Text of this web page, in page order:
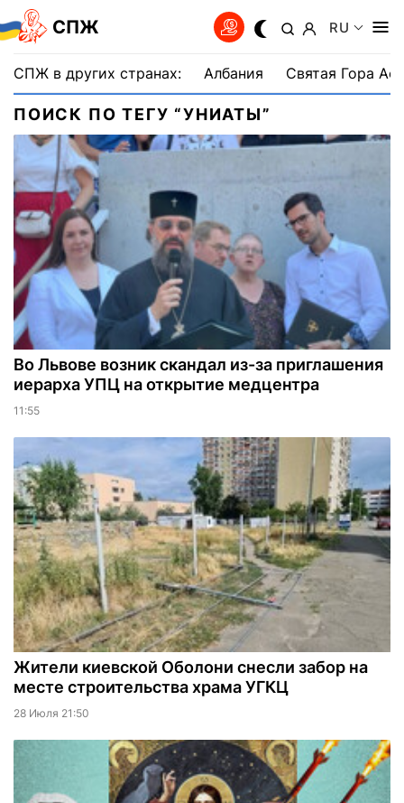
СПЖ RU
СПЖ в других странах: Албания Святая Гора
ПОИСК ПО ТЕГУ “УНИАТЫ”
Во Львове возник скандал из-за приглашения
иерарха УПЦ на открытие медцентра
11:55
Жители киевской Оболони снесли забор на
месте строительства храма УГКЦ
28 Июля 21:50